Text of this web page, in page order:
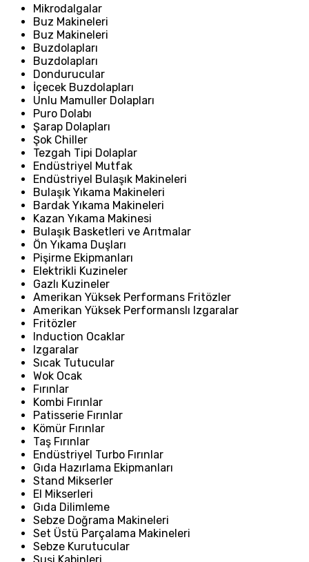
Mikrodalgalar
Buz Makineleri
Buz Makineleri
Buzdolapları
Buzdolapları
Dondurucular
İçecek Buzdolapları
Unlu Mamuller Dolapları
Puro Dolabı
Şarap Dolapları
Şok Chiller
Tezgah Tipi Dolaplar
Endüstriyel Mutfak
Endüstriyel Bulaşık Makineleri
Bulaşık Yıkama Makineleri
Bardak Yıkama Makineleri
Kazan Yıkama Makinesi
Bulaşık Basketleri ve Arıtmalar
Ön Yıkama Duşları
Pişirme Ekipmanları
Elektrikli Kuzineler
Gazlı Kuzineler
Amerikan Yüksek Performans Fritözler
Amerikan Yüksek Performanslı Izgaralar
Fritözler
Induction Ocaklar
Izgaralar
Sıcak Tutucular
Wok Ocak
Fırınlar
Kombi Fırınlar
Patisserie Fırınlar
Kömür Fırınlar
Taş Fırınlar
Endüstriyel Turbo Fırınlar
Gıda Hazırlama Ekipmanları
Stand Mikserler
El Mikserleri
Gıda Dilimleme
Sebze Doğrama Makineleri
Set Üstü Parçalama Makineleri
Sebze Kurutucular
Suşi Kabinleri